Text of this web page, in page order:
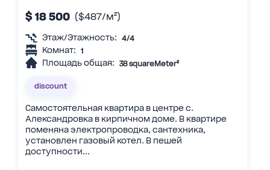
$ 18 500 ($487/м²)
Этаж/Этажность: 4/4
Комнат: 1
Площадь общая: 38 squareMeter²
discount
Самостоятельная квартира в центре с.
Александровка в кирпичном доме. В квартире
поменяна электропроводка, сантехника,
установлен газовый котел. В пешей
доступности...